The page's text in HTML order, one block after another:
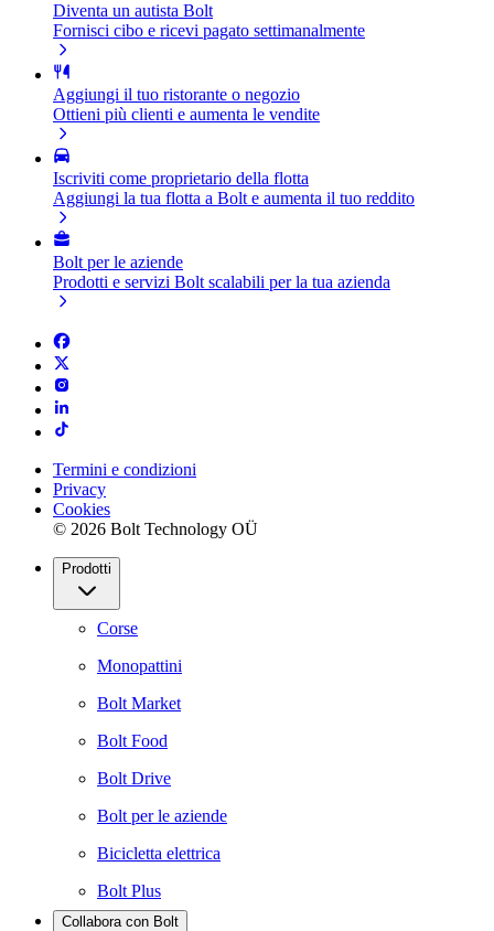
Diventa un autista Bolt
Fornisci cibo e ricevi pagato settimanalmente
Aggiungi il tuo ristorante o negozio
Ottieni più clienti e aumenta le vendite
Iscriviti come proprietario della flotta
Aggiungi la tua flotta a Bolt e aumenta il tuo reddito
Bolt per le aziende
Prodotti e servizi Bolt scalabili per la tua azienda
Termini e condizioni
Privacy
Cookies
© 2026 Bolt Technology OÜ
Prodotti
Corse
Monopattini
Bolt Market
Bolt Food
Bolt Drive
Bolt per le aziende
Bicicletta elettrica
Bolt Plus
Collabora con Bolt